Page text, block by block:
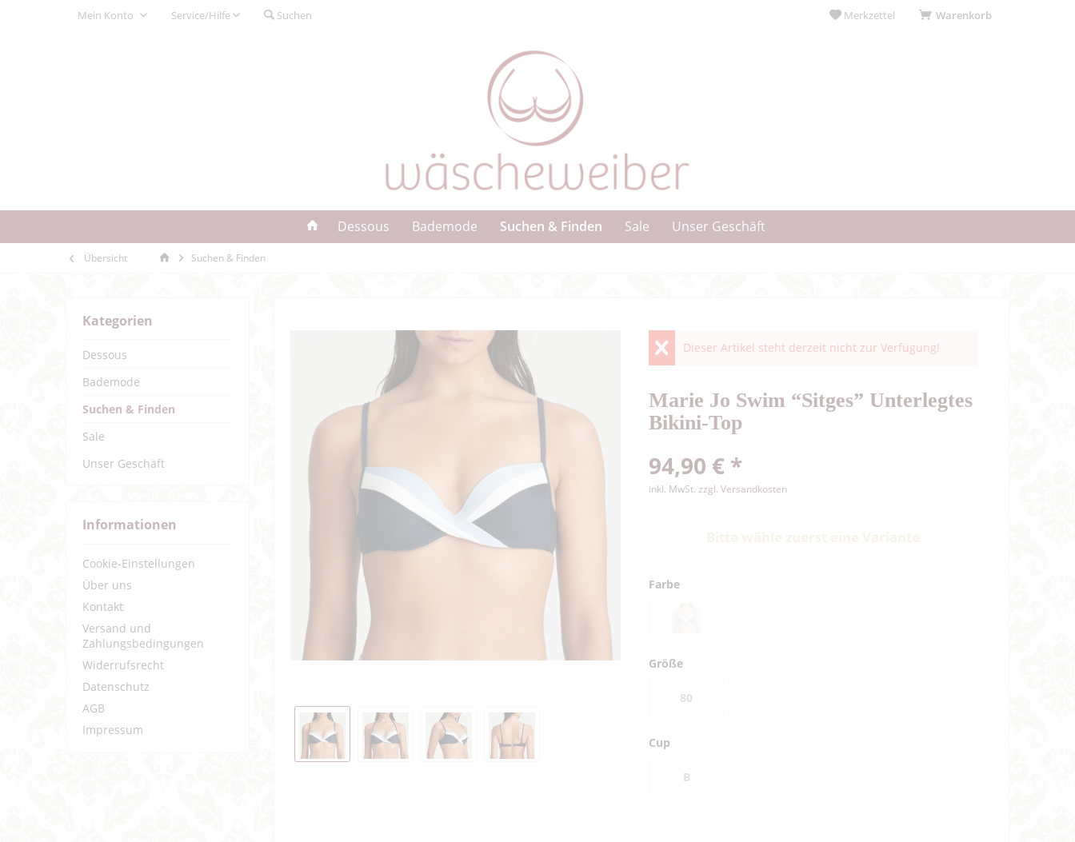
Warenkorb
Merkzettel
Mein Konto Service/Hilfe Suchen
Dessous Bademode Suchen & Finden Sale Unser Geschäft
Übersicht Suchen & Finden
Kategorien
Dessous
Bademode
Suchen & Finden
Sale
Unser Geschäft
Informationen
Cookie-Einstellungen
Über uns
Kontakt
Versand und
Zahlungsbedingungen
Widerrufsrecht
Datenschutz
AGB
Impressum
Dieser Artikel steht derzeit nicht zur Verfügung!
Marie Jo Swim “Sitges” Unterlegtes
Bikini-Top
94,90 € *
inkl. MwSt. zzgl. Versandkosten
Farbe
Größe
80
Cup
B